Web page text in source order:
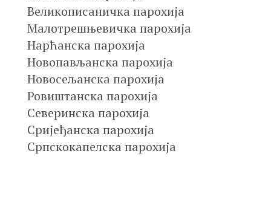
Великописаничка парохија
Малотрешњевичка парохија
Нарћанска парохија
Новопављанска парохија
Новосељанска парохија
Ровиштанска парохија
Северинска парохија
Сријеђанска парохија
Српскокапелска парохија